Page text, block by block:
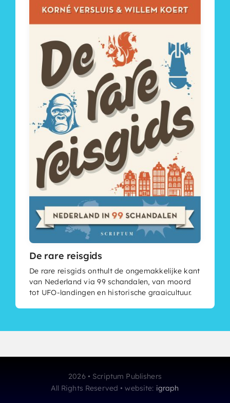
De rare reisgids
De rare reisgids onthult de ongemakkelijke kant
van Nederland via 99 schandalen, van moord
tot UFO-landingen en historische graaicultuur.
2026 • Scriptum Publishers
All Rights Reserved • website: igraph